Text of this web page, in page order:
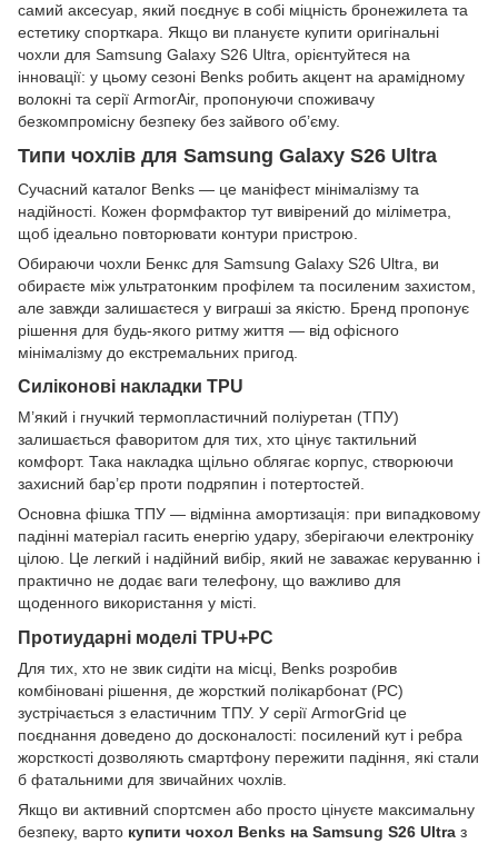
самий аксесуар, який поєднує в собі міцність бронежилета та
естетику спорткара. Якщо ви плануєте купити оригінальні
чохли для Samsung Galaxy S26 Ultra, орієнтуйтеся на
інновації: у цьому сезоні Benks робить акцент на арамідному
волокні та серії ArmorAir, пропонуючи споживачу
безкомпромісну безпеку без зайвого об’єму.
Типи чохлів для Samsung Galaxy S26 Ultra
Сучасний каталог Benks — це маніфест мінімалізму та
надійності. Кожен формфактор тут вивірений до міліметра,
щоб ідеально повторювати контури пристрою.
Обираючи чохли Бенкс для Samsung Galaxy S26 Ultra, ви
обираєте між ультратонким профілем та посиленим захистом,
але завжди залишаєтеся у виграші за якістю. Бренд пропонує
рішення для будь-якого ритму життя — від офісного
мінімалізму до екстремальних пригод.
Силіконові накладки TPU
М’який і гнучкий термопластичний поліуретан (ТПУ)
залишається фаворитом для тих, хто цінує тактильний
комфорт. Така накладка щільно облягає корпус, створюючи
захисний бар’єр проти подряпин і потертостей.
Основна фішка ТПУ — відмінна амортизація: при випадковому
падінні матеріал гасить енергію удару, зберігаючи електроніку
цілою. Це легкий і надійний вибір, який не заважає керуванню і
практично не додає ваги телефону, що важливо для
щоденного використання у місті.
Протиударні моделі TPU+PC
Для тих, хто не звик сидіти на місці, Benks розробив
комбіновані рішення, де жорсткий полікарбонат (PC)
зустрічається з еластичним ТПУ. У серії ArmorGrid це
поєднання доведено до досконалості: посилений кут і ребра
жорсткості дозволяють смартфону пережити падіння, які стали
б фатальними для звичайних чохлів.
Якщо ви активний спортсмен або просто цінуєте максимальну
безпеку, варто купити чохол Benks на Samsung S26 Ultra з